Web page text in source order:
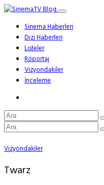
Sinema Haberleri
Dizi Haberleri
Listeler
Röportaj
Vizyondakiler
İnceleme
Vizyondakiler
Twarz